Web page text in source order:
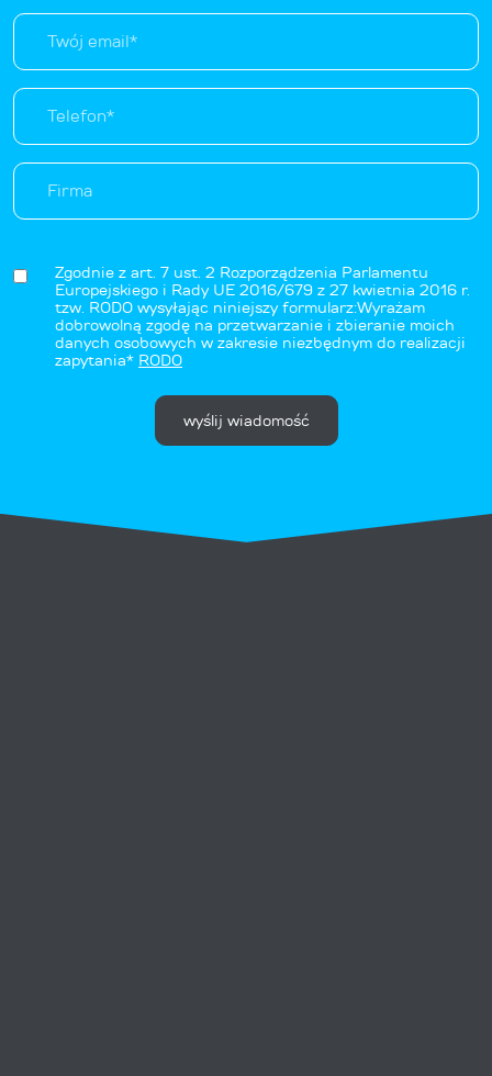
Zgodnie z art. 7 ust. 2 Rozporządzenia Parlamentu
Europejskiego i Rady UE 2016/679 z 27 kwietnia 2016 r.
tzw. RODO wysyłając niniejszy formularz:Wyrażam
dobrowolną zgodę na przetwarzanie i zbieranie moich
danych osobowych w zakresie niezbędnym do realizacji
zapytania* RODO